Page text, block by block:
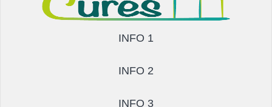
INFO 1
INFO 2
INFO 3